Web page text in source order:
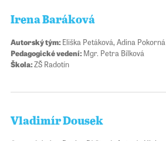
Irena Baráková
Autorský tým:Eliška Petáková, Adina Pokorná
Pedagogické vedení:Mgr. Petra Bílková
Škola:ZŠ Radotín
Vladimír Dousek